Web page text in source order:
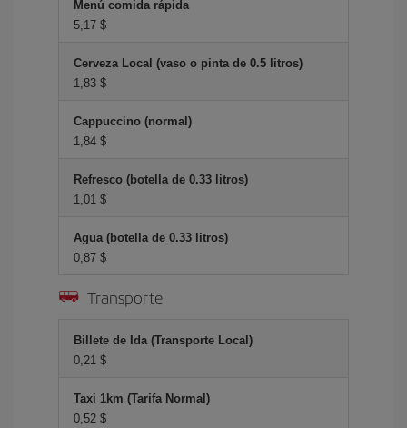
Menú comida rápida
5,17 $
Cerveza Local (vaso o pinta de 0.5 litros)
1,83 $
Cappuccino (normal)
1,84 $
Refresco (botella de 0.33 litros)
1,01 $
Agua (botella de 0.33 litros)
0,87 $
Transporte
Billete de Ida (Transporte Local)
0,21 $
Taxi 1km (Tarifa Normal)
0,52 $